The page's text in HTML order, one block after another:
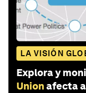
LA VISIÓN
Explora y
Union afecta